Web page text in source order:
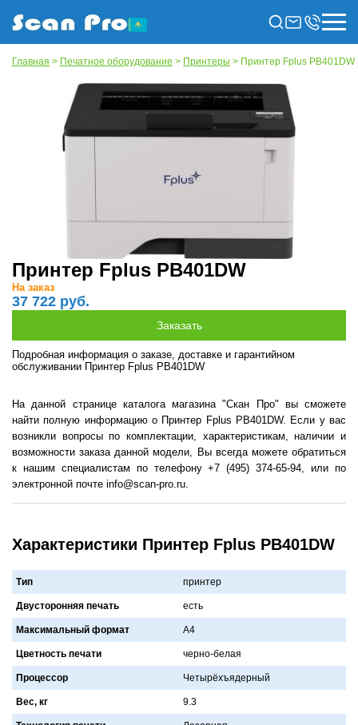
Главная > Печатное оборудование > Принтеры > Принтер Fplus PB401DW
Принтер Fplus PB401DW
На заказ
37 722 руб.
Подробная информация о заказе, доставке и гарантийном
обслуживании Принтер Fplus PB401DW
На данной странице каталога магазина "Скан Про" вы сможете
найти полную информацию о Принтер Fplus PB401DW. Если у вас
возникли вопросы по комплектации, характеристикам, наличии и
возможности заказа данной модели, Вы всегда можете обратиться
к нашим специалистам по телефону +7 (495) 374-65-94, или по
электронной почте info@scan-pro.ru.
Характеристики Принтер Fplus PB401DW
Тип принтер
Двусторонняя печать есть
Максимальный формат A4
Цветность печати черно-белaя
Процессор Четырёхъядерный
Вес, кг 9.3